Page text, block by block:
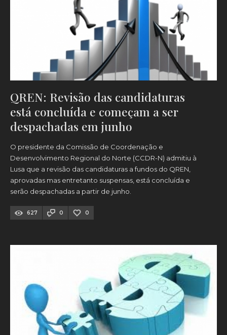
QREN: Revisão das candidaturas
está concluída e começam a ser
despachadas em junho
O presidente da Comissão de Coordenação e
Desenvolvimento Regional do Norte (CCDR-N) admitiu à
Lusa que a revisão das candidaturas a fundos do QREN,
aprovadas mas entretanto suspensas, está concluída e
serão despachadas a partir de junho.
627 0 0